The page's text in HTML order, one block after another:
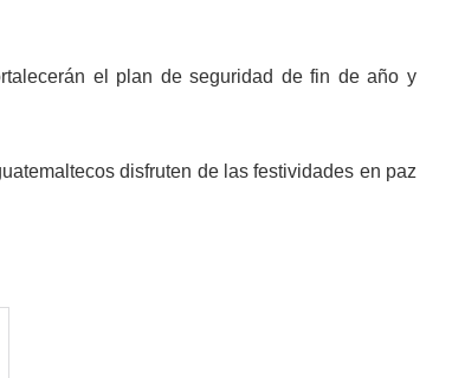
el plan de seguridad de fin de año y
disfruten de las festividades en paz